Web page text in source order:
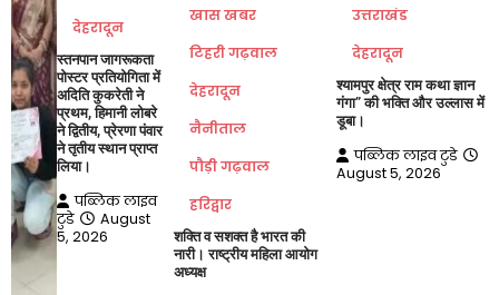
देहरादून
स्तनपान जागरूकता
पोस्टर प्रतियोगिता में
अदिति कुकरेती ने
प्रथम, हिमानी लोबरे
ने द्वितीय, प्रेरणा पंवार
ने तृतीय स्थान प्राप्त
लिया।
पब्लिक लाइव
टुडे
August
5, 2026
खास खबर
टिहरी गढ़वाल
देहरादून
नैनीताल
पौड़ी गढ़वाल
हरिद्वार
शक्ति व सशक्त है भारत की
नारी। राष्ट्रीय महिला आयोग
अध्यक्ष
उत्तराखंड
देहरादून
श्यामपुर क्षेत्र राम कथा ज्ञान
गंगा” की भक्ति और उल्लास में
डूबा।
पब्लिक लाइव टुडे
August 5, 2026